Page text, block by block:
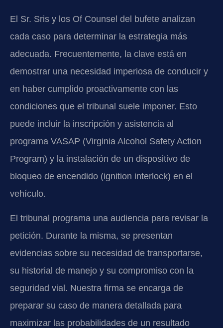
El Sr. Sris y los Of Counsel del bufete analizan
cada caso para determinar la estrategia más
adecuada. Frecuentemente, la clave está en
demostrar una necesidad imperiosa de conducir y
en haber cumplido proactivamente con las
condiciones que el tribunal suele imponer. Esto
puede incluir la inscripción y asistencia al
programa VASAP (Virginia Alcohol Safety Action
Program) y la instalación de un dispositivo de
bloqueo de encendido (ignition interlock) en el
vehículo.
El tribunal programa una audiencia para revisar la
petición. Durante la misma, se presentan
evidencias sobre su necesidad de transportarse,
su historial de manejo y su compromiso con la
seguridad vial. Nuestra firma se encarga de
preparar su caso de manera detallada para
maximizar las probabilidades de un resultado